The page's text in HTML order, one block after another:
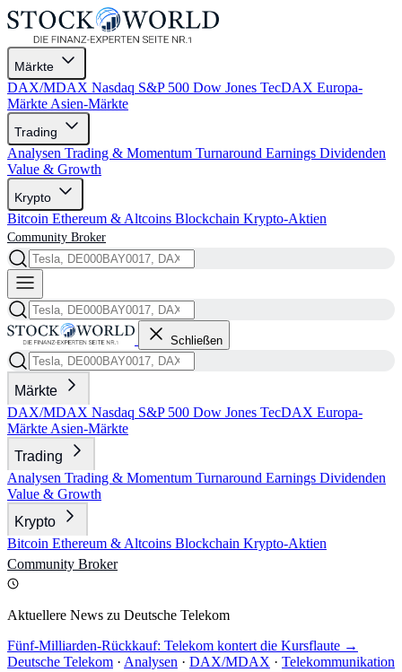
Märkte
DAX/MDAX Nasdaq S&P 500 Dow Jones TecDAX Europa-
Märkte Asien-Märkte
Trading
Analysen Trading & Momentum Turnaround Earnings Dividenden
Value & Growth
Krypto
Bitcoin Ethereum & Altcoins Blockchain Krypto-Aktien
Community Broker
Schließen
Märkte
DAX/MDAX Nasdaq S&P 500 Dow Jones TecDAX Europa-
Märkte Asien-Märkte
Trading
Analysen Trading & Momentum Turnaround Earnings Dividenden
Value & Growth
Krypto
Bitcoin Ethereum & Altcoins Blockchain Krypto-Aktien
Community Broker
Aktuellere News zu Deutsche Telekom
Fünf-Milliarden-Rückkauf: Telekom kontert die Kursflaute →
Deutsche Telekom · Analysen · DAX/MDAX · Telekommunikation